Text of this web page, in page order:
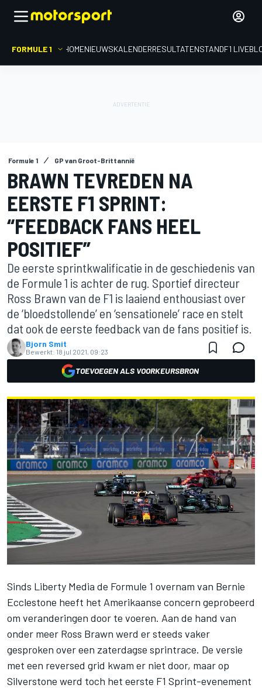
FORMULE 1 HOMENIEUWSKALENDERRESULTATENSTANDF1
Formule 1 GP van Groot-Brittannië
BRAWN TEVREDEN NA
EERSTE F1 SPRINT:
“FEEDBACK FANS HEEL
POSITIEF”
De eerste sprintkwalificatie in de geschiedenis van
de Formule 1 is achter de rug. Sportief directeur
Ross Brawn van de F1 is laaiend enthousiast over
de ‘bloedstollende’ en ‘sensationele’ race en stelt
dat ook de eerste feedback van de fans positief is.
Bjorn Smit
Bewerkt: 18 jul 2021, 09:23
TOEVOEGEN ALS VOORKEURSBRON
Sinds Liberty Media de Formule 1 overnam van Bernie
Ecclestone heeft het Amerikaanse concern geprobeerd
om veranderingen door te voeren. Aan de hand van
onder meer Ross Brawn werd er steeds vaker
gesproken over een zaterdagse sprintrace. De versie
met een reversed grid kwam er niet door, maar op
Silverstone werd toch het eerste F1 Sprint-evenement